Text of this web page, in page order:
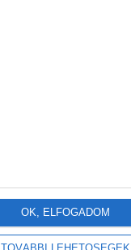
OK, ELFOGADOM